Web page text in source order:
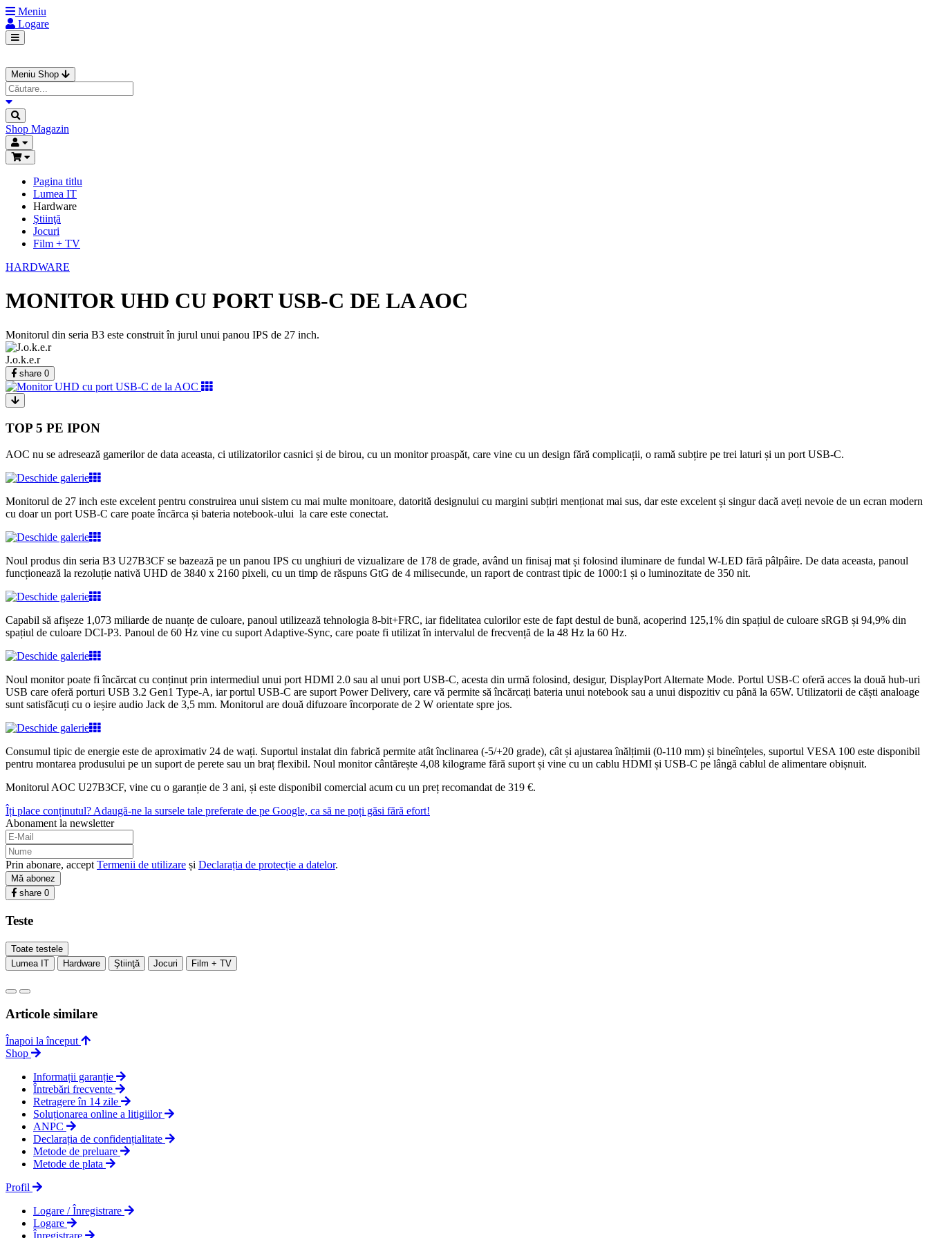
Meniu
Logare
Meniu Shop
Shop Magazin
Pagina titlu
Lumea IT
Hardware
Ştiinţă
Jocuri
Film + TV
HARDWARE
MONITOR UHD CU PORT USB-C DE LA AOC
Monitorul din seria B3 este construit în jurul unui panou IPS de 27 inch.
J.o.k.e.r
share 0
TOP 5 PE IPON
AOC nu se adresează gamerilor de data aceasta, ci utilizatorilor casnici și de birou, cu un monitor proaspăt, care vine cu un design fără complicații, o ramă subțire pe trei laturi și un port USB-C.
Monitorul de 27 inch este excelent pentru construirea unui sistem cu mai multe monitoare, datorită designului cu margini subțiri menționat mai sus, dar este excelent și singur dacă aveți nevoie de un ecran modern
cu doar un port USB-C care poate încărca și bateria notebook-ului la care este conectat.
Noul produs din seria B3 U27B3CF se bazează pe un panou IPS cu unghiuri de vizualizare de 178 de grade, având un finisaj mat și folosind iluminare de fundal W-LED fără pâlpâire. De data aceasta, panoul
funcționează la rezoluție nativă UHD de 3840 x 2160 pixeli, cu un timp de răspuns GtG de 4 milisecunde, un raport de contrast tipic de 1000:1 și o luminozitate de 350 nit.
Capabil să afișeze 1,073 miliarde de nuanțe de culoare, panoul utilizează tehnologia 8-bit+FRC, iar fidelitatea culorilor este de fapt destul de bună, acoperind 125,1% din spațiul de culoare sRGB și 94,9% din
spațiul de culoare DCI-P3. Panoul de 60 Hz vine cu suport Adaptive-Sync, care poate fi utilizat în intervalul de frecvență de la 48 Hz la 60 Hz.
Noul monitor poate fi încărcat cu conținut prin intermediul unui port HDMI 2.0 sau al unui port USB-C, acesta din urmă folosind, desigur, DisplayPort Alternate Mode. Portul USB-C oferă acces la două hub-uri
USB care oferă porturi USB 3.2 Gen1 Type-A, iar portul USB-C are suport Power Delivery, care vă permite să încărcați bateria unui notebook sau a unui dispozitiv cu până la 65W. Utilizatorii de căști analoage
sunt satisfăcuți cu o ieșire audio Jack de 3,5 mm. Monitorul are două difuzoare încorporate de 2 W orientate spre jos.
Consumul tipic de energie este de aproximativ 24 de wați. Suportul instalat din fabrică permite atât înclinarea (-5/+20 grade), cât și ajustarea înălțimii (0-110 mm) și bineînțeles, suportul VESA 100 este disponibil
pentru montarea produsului pe un suport de perete sau un braț flexibil. Noul monitor cântărește 4,08 kilograme fără suport și vine cu un cablu HDMI și USB-C pe lângă cablul de alimentare obișnuit.
Monitorul AOC U27B3CF, vine cu o garanție de 3 ani, și este disponibil comercial acum cu un preț recomandat de 319 €.
Îți place conținutul? Adaugă-ne la sursele tale preferate de pe Google, ca să ne poți găsi fără efort!
Abonament la newsletter
Prin abonare, accept Termenii de utilizare și Declarația de protecție a datelor.
Mă abonez
share 0
Teste
Toate testele
Lumea IT
Hardware Ştiinţă Jocuri Film + TV
Articole similare
Înapoi la început
Shop
Informații garanție
Întrebări frecvente
Retragere în 14 zile
Soluționarea online a litigiilor
ANPC
Declarația de confidențialitate
Metode de preluare
Metode de plata
Profil
Logare / Înregistrare
Logare